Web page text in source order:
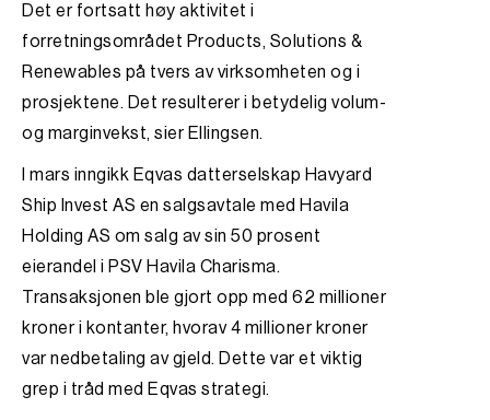
Det er fortsatt høy aktivitet i
forretningsområdet Products, Solutions &
Renewables på tvers av virksomheten og i
prosjektene. Det resulterer i betydelig volum-
og marginvekst, sier Ellingsen.
I mars inngikk Eqvas datterselskap Havyard
Ship Invest AS en salgsavtale med Havila
Holding AS om salg av sin 50 prosent
eierandel i PSV Havila Charisma.
Transaksjonen ble gjort opp med 62 millioner
kroner i kontanter, hvorav 4 millioner kroner
var nedbetaling av gjeld. Dette var et viktig
grep i tråd med Eqvas strategi.